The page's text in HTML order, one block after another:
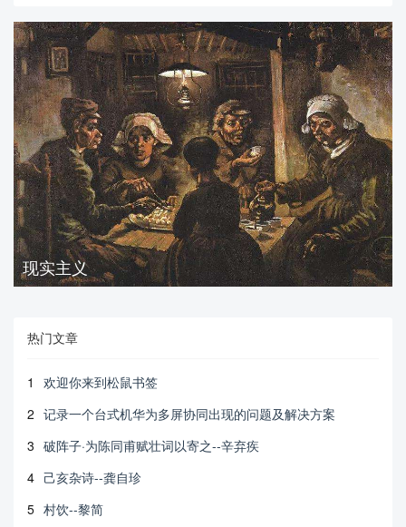
现实主义
热门文章
1
欢迎你来到松鼠书签
2 记录一个台式机华为多屏协同出现的问题及解决方案
3 破阵子·为陈同甫赋壮词以寄之--辛弃疾
4 己亥杂诗--龚自珍
5 村饮--黎简